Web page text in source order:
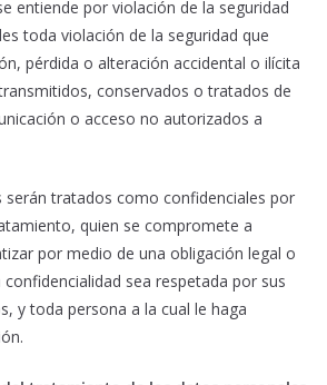
entiende por violación de la seguridad
toda violación de la seguridad que
pérdida o alteración accidental o ilícita
conservados o tratados de
o acceso no autorizados a
serán tratados como confidenciales por
quien se compromete a
por medio de una obligación legal o
sea respetada por sus
y toda persona a la cual le haga